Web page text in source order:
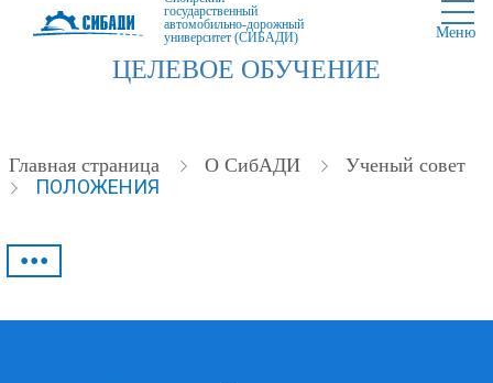
государственный
автомобильно-дорожный
университет (СИБАДИ)
Меню
ЦЕЛЕВОЕ ОБУЧЕНИЕ
Главная страница О СибАДИ Ученый совет
ПОЛОЖЕНИЯ
•••